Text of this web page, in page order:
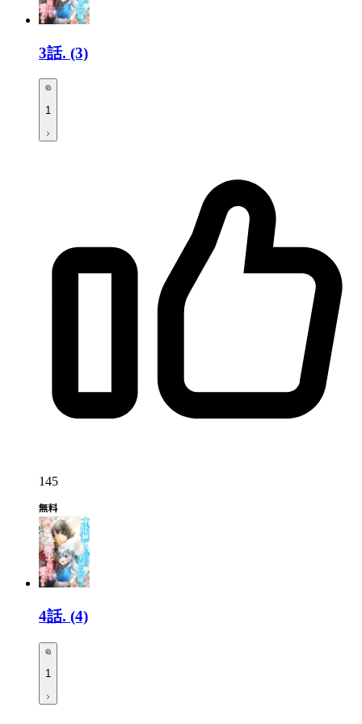
3話. (3)
1
145
4話. (4)
1